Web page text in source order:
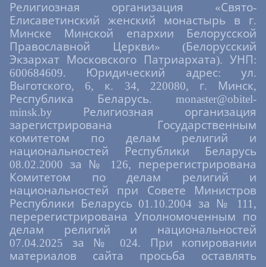
Религиозная организация «Свято-
Елисаветинский женский монастырь в г.
Минске Минской епархии Белорусской
Православной Церкви» (Белорусский
Экзархат Московского Патриархата). УНП:
600684609. Юридический адрес: ул.
Выготского, 6, к. 34, 220080, г. Минск,
Республика Беларусь. monaster@obitel-
minsk.by Религиозная организация
зарегистрирована Государственным
комитетом по делам религий и
национальностей Республики Беларусь
08.02.2000 за № 126, перерегистрирована
Комитетом по делам религий и
национальностей при Совете Министров
Республики Беларусь 01.10.2004 за № 111,
перерегистрирована Уполномоченным по
делам религий и национальностей
07.04.2025 за № 024. При копировании
материалов сайта просьба оставлять